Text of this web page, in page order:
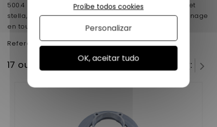
500.4 / A 721 / A 741/ SCOUTY 1 / CROSSLINE 1 /Chatenet
stella,chatenet media diam 170mm pour avoir un freinage
en toute securitè pour voiture sans permis.
Reference Origine: 6G028
17 outros produtos na mesma categoria:
OK, aceitar tudo
Proíbe todos cookies
Personalizar